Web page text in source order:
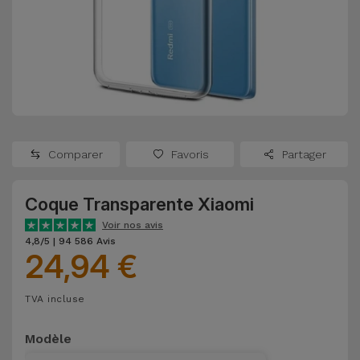
OnePlus
Google
Samsungs
Reconditionnés
Reconditionnés
Consoles de
Jeux
Reconditionnées
Voir
tout
Protections
Batteries
Chargeurs
Ecouteurs
et
Enceintes
Montres
Comparer Favoris Partager
Coque Transparente Xiaomi
Voir nos avis
4,8/5 | 94 586 Avis
24,94 €
TVA incluse
Modèle